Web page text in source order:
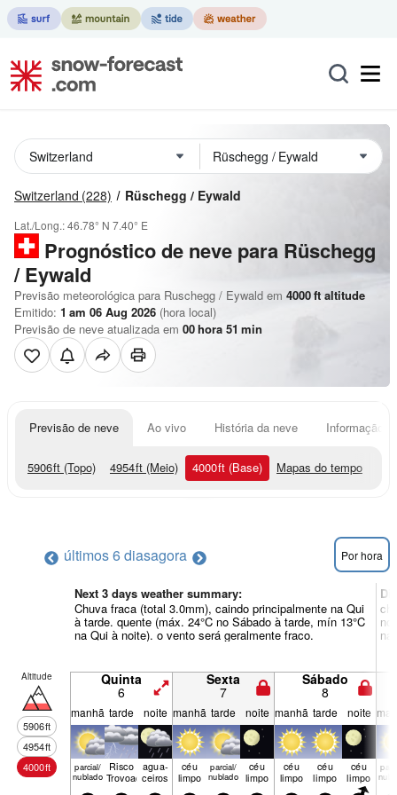
Switzerland (228) Rüschegg / Eywald
Lat./Long.:46.78° N 7.40° E
Prognóstico de neve para Rüschegg
/ Eywald
Previsão meteorológica para Ruschegg / Eywald em 4000ft altitude
Emitido: 1 am 06 Aug 2026 (hora local)
Previsão de neve atualizada em 00hora 51 min
Previsão de neve Ao vivo História da neve Informação
5906ft (Topo) 4954ft (Meio) 4000ft (Base) Mapas do tempo
últimos 6 diasagora Por hora
Next 3 days weather summary:
Chuva fraca (total 3.0mm), caindo principalmente na Qui
à tarde. quente (máx. 24°C no Sábado à tarde, mín 13°C
na Qui à noite). o vento será geralmente fraco. na
Altitude
5906ft
4954ft
4000ft
Quinta
6
Sexta
7
Sábado
8
manhã tarde noite manhã tarde noite manhã tarde noite
parcial/
nublado
Risco
Trovoada
agua­
ceiros
céu
limpo
parcial/
nublado
céu
limpo
céu
limpo
céu
limpo
céu
limpo